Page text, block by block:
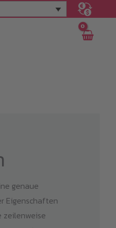
genaue
Eigenschaften
zeilenweise